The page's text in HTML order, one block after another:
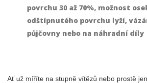
povrchu 30 až 70%, možnost
odštípnutého povrchu lyží,
půjčovny nebo na náhradní díly
Ať už míříte na stupně vítězů nebo prostě